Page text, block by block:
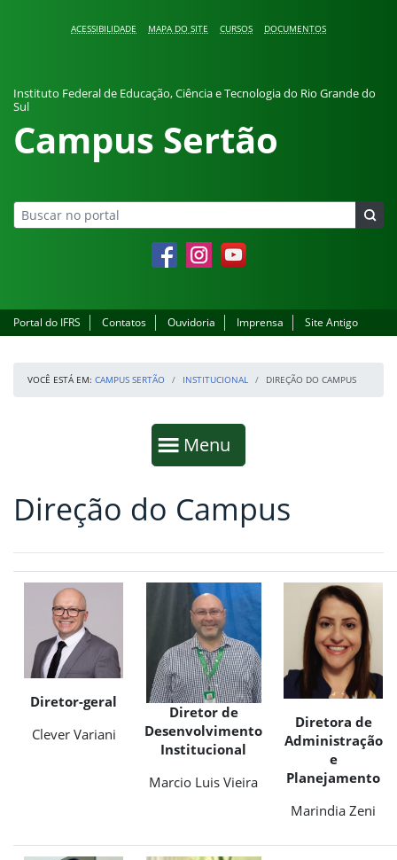
ACESSIBILIDADE MAPA DO SITE CURSOS DOCUMENTOS
Instituto Federal de Educação, Ciência e Tecnologia do Rio Grande do
Sul
Campus Sertão
FacebookInstagramYouTube
Portal do IFRS Contatos Ouvidoria Imprensa Site Antigo
VOCÊ ESTÁ EM: CAMPUS SERTÃO INSTITUCIONAL DIREÇÃO DO CAMPUS
Mostrar
Menu
Fim da navegação
Início do conteúdo
Direção do Campus
Diretor-geral
Clever Variani
Diretor de
Desenvolvimento
Institucional
Marcio Luis Vieira
Diretora de
Administração
e
Planejamento
Marindia Zeni